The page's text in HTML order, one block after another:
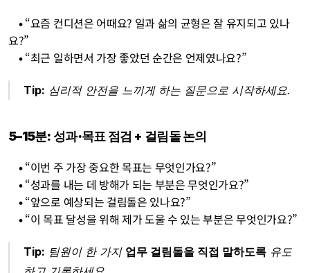
    •
“요즘 컨디션은 어때요? 일과 삶의 균형은 잘 유지되고 있나
요?”
    •
“최근 일하면서 가장 좋았던 순간은 언제였나요?”
Tip: 심리적 안전을 느끼게 하는 질문으로 시작하세요.
5–15분: 성과·목표 점검 + 걸림돌 논의
    •
“이번 주 가장 중요한 목표는 무엇인가요?”
    •
“성과를 내는 데 방해가 되는 부분은 무엇인가요?”
    •
“앞으로 예상되는 걸림돌은 있나요?”
    •
“이 목표 달성을 위해 제가 도울 수 있는 부분은 무엇인가요?”
Tip: 팀원이 한 가지 업무 걸림돌을 직접 말하도록 유도